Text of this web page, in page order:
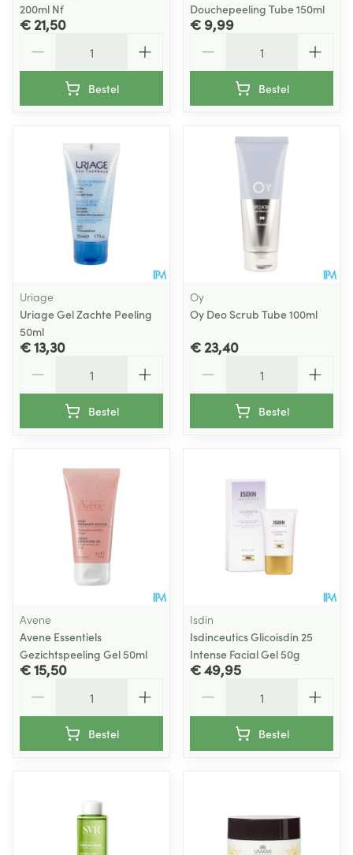
200ml Nf
€ 21,50
Bestel
Douchepeeling Tube 150ml
€ 9,99
Bestel
Uriage
Uriage Gel Zachte Peeling
50ml
€ 13,30
Bestel
Oy
Oy Deo Scrub Tube 100ml
€ 23,40
Bestel
Avene
Avene Essentiels
Gezichtspeeling Gel 50ml
€ 15,50
Bestel
Isdin
Isdinceutics Glicoisdin 25
Intense Facial Gel 50g
€ 49,95
Bestel